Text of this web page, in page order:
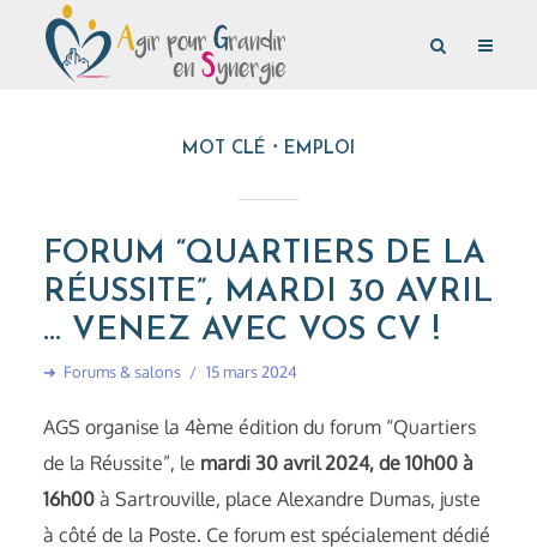
MOT CLÉ EMPLOI
FORUM “QUARTIERS DE LA
RÉUSSITE”, MARDI 30 AVRIL
… VENEZ AVEC VOS CV !
➜ Forums & salons 15 mars 2024
AGS organise la 4ème édition du forum “Quartiers
de la Réussite”, le mardi 30 avril 2024, de 10h00 à
16h00à Sartrouville, place Alexandre Dumas, juste
à côté de la Poste. Ce forum est spécialement dédié